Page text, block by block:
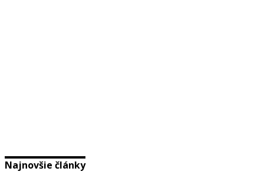
Najnovšie články